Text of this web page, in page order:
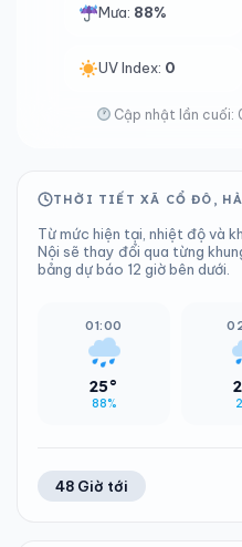
Mưa: 88%
UV Index: 0
Cập nhật lần
THỜI TIẾT XÃ CỔ ĐÔ,
Từ mức hiện tại, nhiệt độ và
Nội sẽ thay đổi qua từng
bảng dự báo 12 giờ bên dưới.
01:00
25°
88%
48 Giờ tới